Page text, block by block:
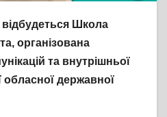
відбудеться Школа
організована
та внутрішньої
обласної державної